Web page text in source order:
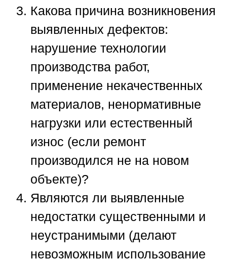
Какова причина возникновения
выявленных дефектов:
нарушение технологии
производства работ,
применение некачественных
материалов, ненормативные
нагрузки или естественный
износ (если ремонт
производился не на новом
объекте)?
Являются ли выявленные
недостатки существенными и
неустранимыми (делают
невозможным использование